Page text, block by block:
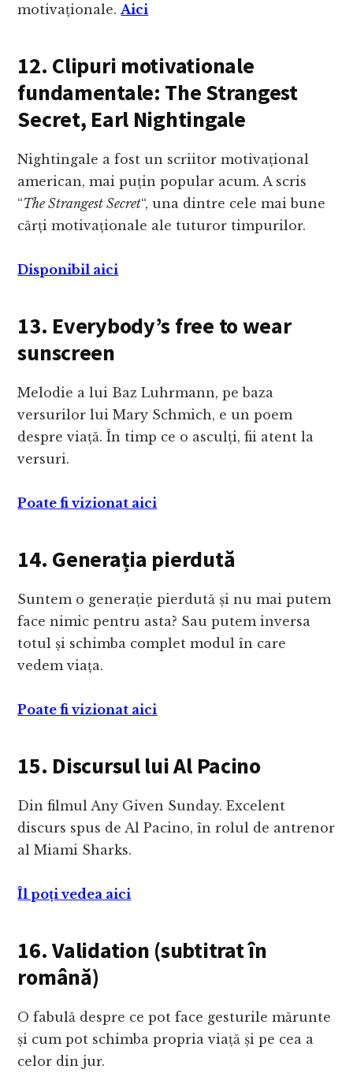
motivaționale.Aici
12. Clipuri motivationale
fundamentale: The Strangest
Secret, Earl Nightingale
Nightingale a fost un scriitor motivațional
american, mai puțin popular acum. A scris
“The Strangest Secret“, una dintre cele mai bune
cărți motivaționale ale tuturor timpurilor.
Disponibil aici
13. Everybody’s free to wear
sunscreen
Melodie a lui Baz Luhrmann, pe baza
versurilor lui Mary Schmich, e un poem
despre viață. În timp ce o asculți, fii atent la
versuri.
Poate fi vizionat aici
14. Generația pierdută
Suntem o generație pierdută și nu mai putem
face nimic pentru asta? Sau putem inversa
totul și schimba complet modul în care
vedem viața.
Poate fi vizionat aici
15. Discursul lui Al Pacino
Din filmul Any Given Sunday. Excelent
discurs spus de Al Pacino, în rolul de antrenor
al Miami Sharks.
Îl poți vedea aici
16. Validation (subtitrat în
română)
O fabulă despre ce pot face gesturile mărunte
și cum pot schimba propria viață și pe cea a
celor din jur.